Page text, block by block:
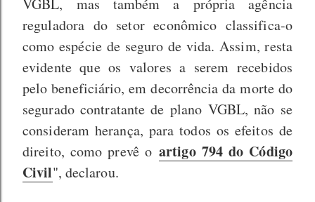
VGBL, mas também a própria agência
reguladora do setor econômico classifica-o
como espécie de seguro de vida. Assim, resta
evidente que os valores a serem recebidos
pelo beneficiário, em decorrência da morte do
segurado contratante de plano VGBL, não se
consideram herança, para todos os efeitos de
direito, como prevê oartigo 794 do Código
Civil", declarou.